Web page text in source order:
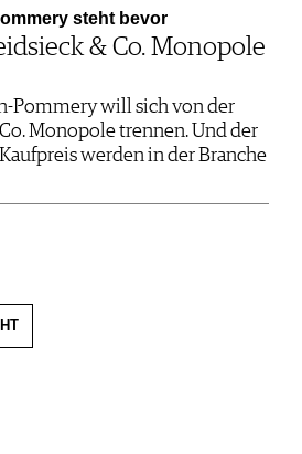
steht bevor
& Co. Monopole
Pommery will sich von der
Monopole trennen. Und der
werden in der Branche